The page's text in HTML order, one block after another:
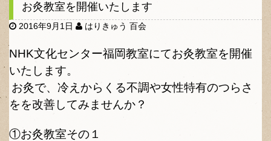
e
v
お灸教室を開催いたします
2016年9月1日 はりきゅう 百会
NHK文化センター福岡教室にてお灸教室を開催
いたします。
お灸で、冷えからくる不調や女性特有のつらさ
をを改善してみませんか？
①お灸教室その１